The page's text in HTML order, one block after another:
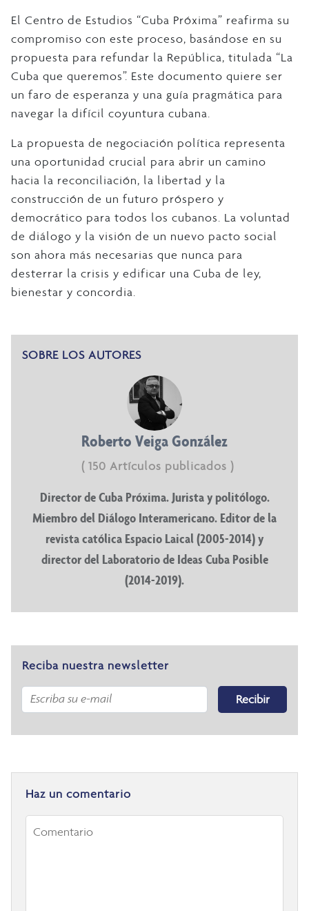
El Centro de Estudios “Cuba Próxima” reafirma su
compromiso con este proceso, basándose en su
propuesta para refundar la República, titulada “La
Cuba que queremos”. Este documento quiere ser
un faro de esperanza y una guía pragmática para
navegar la difícil coyuntura cubana.
La propuesta de negociación política representa
una oportunidad crucial para abrir un camino
hacia la reconciliación, la libertad y la
construcción de un futuro próspero y
democrático para todos los cubanos. La voluntad
de diálogo y la visión de un nuevo pacto social
son ahora más necesarias que nunca para
desterrar la crisis y edificar una Cuba de ley,
bienestar y concordia.
SOBRE LOS AUTORES
Roberto Veiga González
( 150 Artículos publicados )
Director de Cuba Próxima. Jurista y politólogo.
Miembro del Diálogo Interamericano. Editor de la
revista católica Espacio Laical (2005-2014) y
director del Laboratorio de Ideas Cuba Posible
(2014-2019).
Reciba nuestra newsletter
Recibir
Haz un comentario